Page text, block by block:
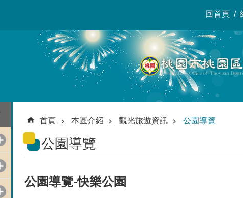
回首頁
首頁 本區介紹 觀光旅遊資訊 公園導覽
公園導覽
公園導覽-快樂公園